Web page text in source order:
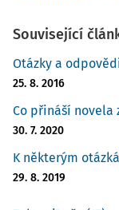
Související
Otázky a
25. 8. 2016
Co přináší novela
30. 7. 2020
K některým
29. 8. 2019